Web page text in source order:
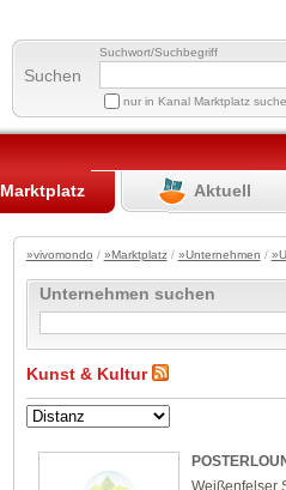
Suchen
Suchwort/Suchbegriff
nur in Kanal Marktplatz
Marktplatz Aktuell
»vivomondo / »Marktplatz/ »Unternehmen /
Unternehmen suchen
Kunst & Kultur